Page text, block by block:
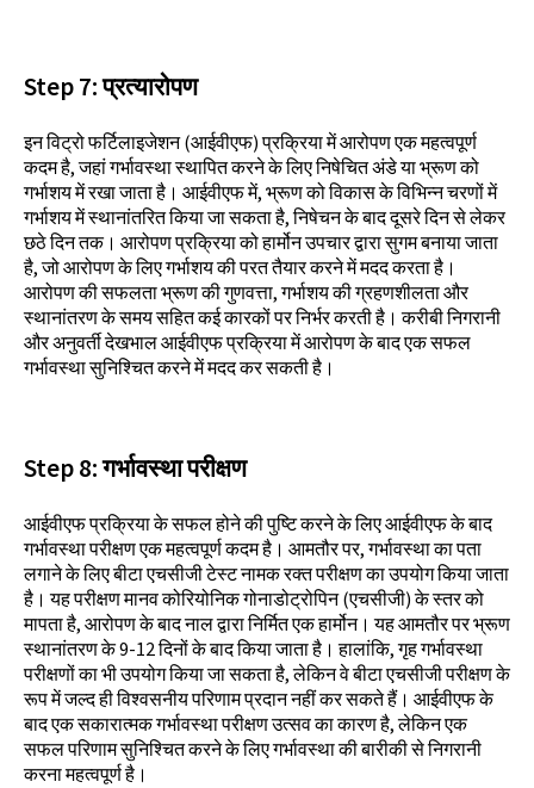
Step7:प्रत्यारोपण
इन विट्रो फर्टिलाइजेशन (आईवीएफ) प्रक्रिया में आरोपण एक महत्वपूर्ण
कदम है, जहां गर्भावस्था स्थापित करने के लिए निषेचित अंडे या भ्रूण को
गर्भाशय में रखा जाता है। आईवीएफ में, भ्रूण को विकास के विभिन्न चरणों में
गर्भाशय में स्थानांतरित किया जा सकता है, निषेचन के बाद दूसरे दिन से लेकर
छठे दिन तक। आरोपण प्रक्रिया को हार्मोन उपचार द्वारा सुगम बनाया जाता
है, जो आरोपण के लिए गर्भाशय की परत तैयार करने में मदद करता है।
आरोपण की सफलता भ्रूण की गुणवत्ता, गर्भाशय की ग्रहणशीलता और
स्थानांतरण के समय सहित कई कारकों पर निर्भर करती है। करीबी निगरानी
और अनुवर्ती देखभाल आईवीएफ प्रक्रिया में आरोपण के बाद एक सफल
गर्भावस्था सुनिश्चित करने में मदद कर सकती है।
Step8:गर्भावस्था परीक्षण
आईवीएफ प्रक्रिया के सफल होने की पुष्टि करने के लिए आईवीएफ के बाद
गर्भावस्था परीक्षण एक महत्वपूर्ण कदम है। आमतौर पर, गर्भावस्था का पता
लगाने के लिए बीटा एचसीजी टेस्ट नामक रक्त परीक्षण का उपयोग किया जाता
है। यह परीक्षण मानव कोरियोनिक गोनाडोट्रोपिन (एचसीजी) के स्तर को
मापता है, आरोपण के बाद नाल द्वारा निर्मित एक हार्मोन। यह आमतौर पर भ्रूण
स्थानांतरण के 9-12 दिनों के बाद किया जाता है। हालांकि, गृह गर्भावस्था
परीक्षणों का भी उपयोग किया जा सकता है, लेकिन वे बीटा एचसीजी परीक्षण के
रूप में जल्द ही विश्वसनीय परिणाम प्रदान नहीं कर सकते हैं। आईवीएफ के
बाद एक सकारात्मक गर्भावस्था परीक्षण उत्सव का कारण है, लेकिन एक
सफल परिणाम सुनिश्चित करने के लिए गर्भावस्था की बारीकी से निगरानी
करना महत्वपूर्ण है।